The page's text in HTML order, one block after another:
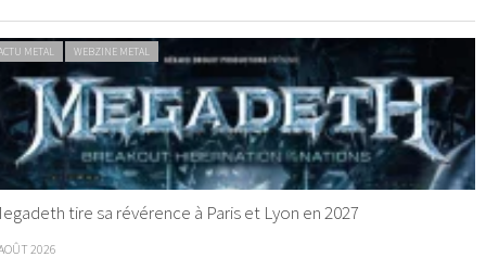
METAL WEBZINE METAL
tire sa révérence à Paris et Lyon en 2027
2026